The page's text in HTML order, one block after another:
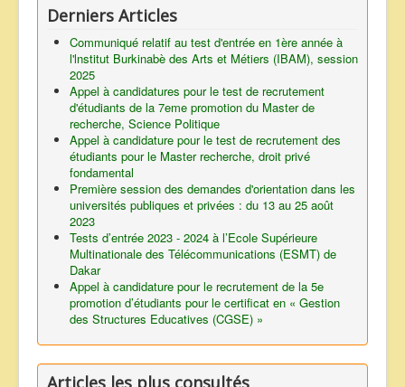
Derniers Articles
Communiqué relatif au test d'entrée en 1ère année à
l'lnstitut Burkinabè des Arts et Métiers (IBAM), session
2025
Appel à candidatures pour le test de recrutement
d'étudiants de la 7eme promotion du Master de
recherche, Science Politique
Appel à candidature pour le test de recrutement des
étudiants pour le Master recherche, droit privé
fondamental
Première session des demandes d'orientation dans les
universités publiques et privées : du 13 au 25 août
2023
Tests d’entrée 2023 - 2024 à l’Ecole Supérieure
Multinationale des Télécommunications (ESMT) de
Dakar
Appel à candidature pour le recrutement de la 5e
promotion d’étudiants pour le certificat en « Gestion
des Structures Educatives (CGSE) »
Articles les plus consultés